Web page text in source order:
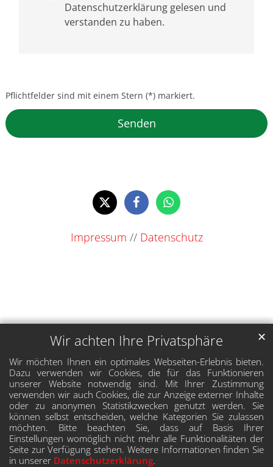
Wir achten Ihre Privatsphäre
Wir möchten Ihnen ein optimales Webseiten-Erlebnis bieten.
Dazu verwenden wir Cookies, die für das Funktionieren
unserer Website notwendig sind. Mit Ihrer Zustimmung
verwenden wir auch Cookies, die zur Anzeige externer Inhalte
oder zu anonymen Statistikzwecken genutzt werden. Sie
können selbst entscheiden, welche Kategorien Sie zulassen
möchten. Bitte beachten Sie, dass auf Basis Ihrer
Einstellungen womöglich nicht mehr alle Funktionalitäten der
Seite zur Verfügung stehen. Weitere Informationen finden Sie
in unserer Datenschutzerklärung.
✕
Datenschutzerklärung gelesen und
verstanden zu haben.
Pflichtfelder sind mit einem Stern (*) markiert.
Impressum // Datenschutz